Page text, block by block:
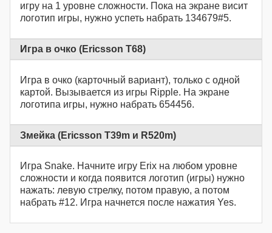
игру на 1 уровне сложности. Пока на экране висит
логотип игры, нужно успеть набрать 134679#5.
Игра в очко (Ericsson T68)
Игра в очко (карточный вариант), только с одной
картой. Вызывается из игры Ripple. На экране
логотипа игры, нужно набрать 654456.
Змейка (Ericsson T39m и R520m)
Игра Snake. Начните игру Erix на любом уровне
сложности и когда появится логотип (игры) нужно
нажать: левую стрелку, потом правую, а потом
набрать #12. Игра начнется после нажатия Yes.